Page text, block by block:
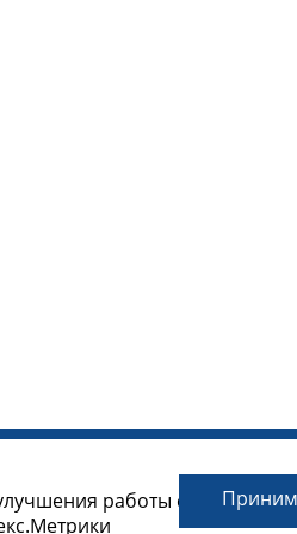
работы сайта.